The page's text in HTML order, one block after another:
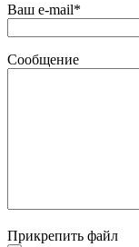
Ваш e-mail*
Сообщение
Прикрепить файл